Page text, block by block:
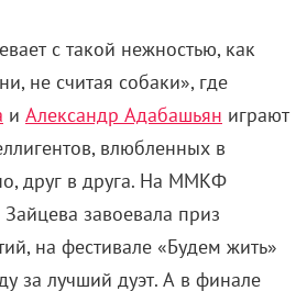
с такой нежностью, как
не считая собаки», где
и Александр Адабашьян играют
влюбленных в
друг в друга. На ММКФ
завоевала приз
на фестивале «Будем жить»
за лучший дуэт. А в финале